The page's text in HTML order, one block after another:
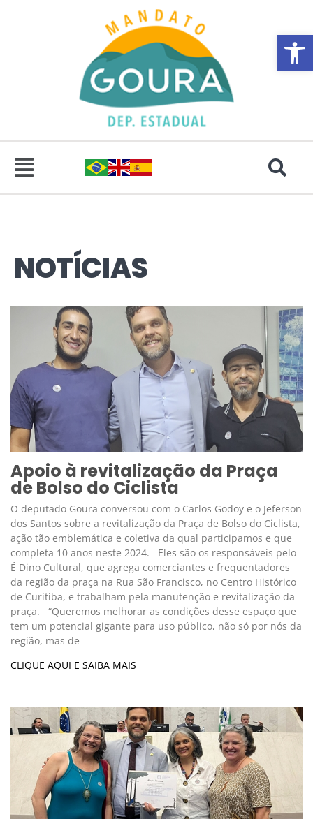
Abrir
NOTÍCIAS
Apoio à revitalização da Praça
de Bolso do Ciclista
O deputado Goura conversou com o Carlos Godoy e o Jeferson
dos Santos sobre a revitalização da Praça de Bolso do Ciclista,
ação tão emblemática e coletiva da qual participamos e que
completa 10 anos neste 2024. Eles são os responsáveis pelo
É Dino Cultural, que agrega comerciantes e frequentadores
da região da praça na Rua São Francisco, no Centro Histórico
de Curitiba, e trabalham pela manutenção e revitalização da
praça. “Queremos melhorar as condições desse espaço que
tem um potencial gigante para uso público, não só por nós da
região, mas de
CLIQUE AQUI E SAIBA MAIS